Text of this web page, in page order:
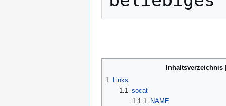
Inhaltsverzeichnis
1
Links
1.1 socat
1.1.1
NAME